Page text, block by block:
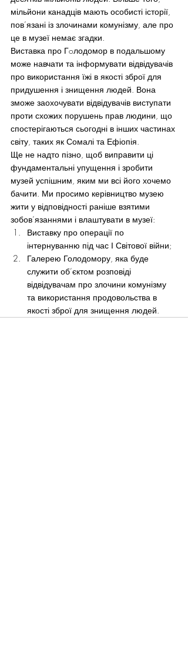
мільйони канадців мають особисті історії,
пов’язані із злочинами комунізму, але про
це в музеї немає згадки.
Виставка про Гoлодомор в подальшому
може навчати та інформувати відвідувачів
про використання їжі в якості зброї для
придушення і знищення людей. Вона
зможе заохочувати відвідувачів виступати
проти схожих порушень прав людини, що
спостерігаються сьогодні в інших частинах
світу, таких як Сомалі та Ефіопія.
Ще не надто пізно, щоб виправити ці
фундаментальні упущення і зробити
музей успішним, яким ми всі його хочемо
бачити. Ми просимо керівництво музею
жити у відповідності раніше взятими
зобов’язаннями і влаштувати в музеї:
Виставку про операції по
інтернуванню під час І Світової війни;
Галерею Голодомору, яка буде
служити об’єктом розповіді
відвідувачам про злочини комунізму
та використання продовольства в
якості зброї для знищення людей.